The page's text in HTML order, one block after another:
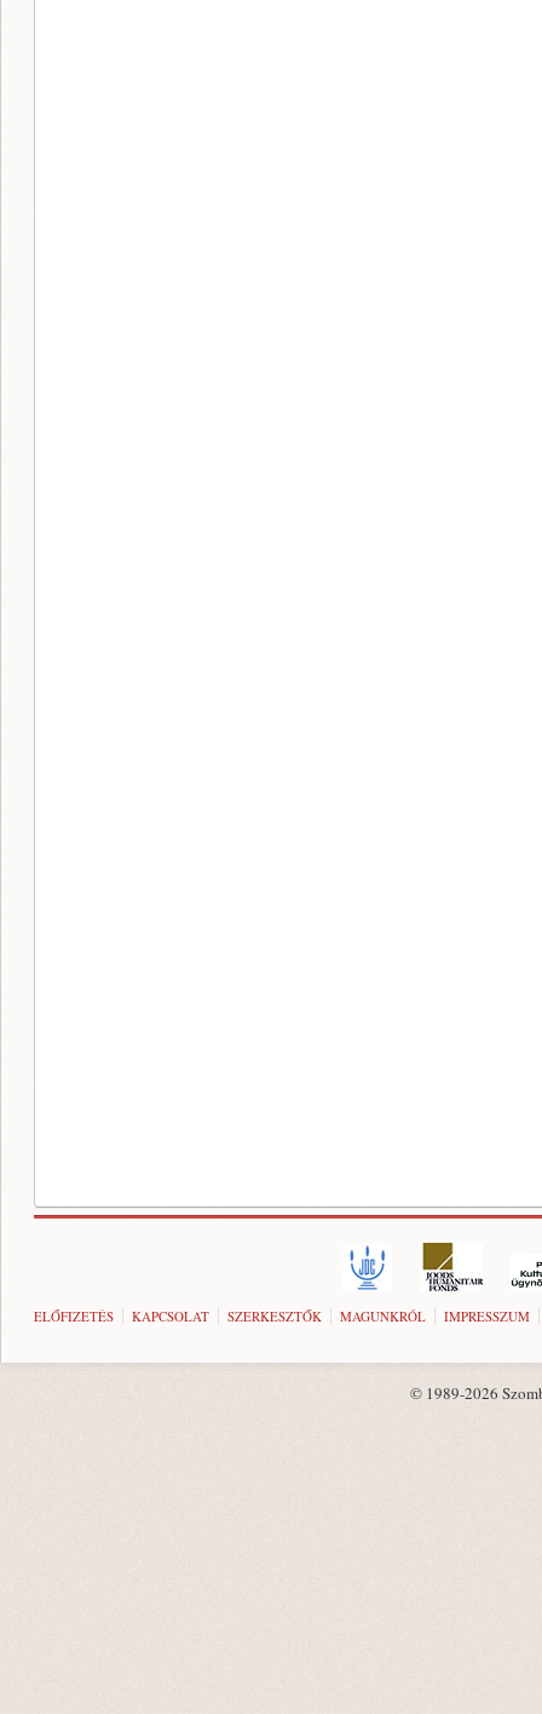
ELŐFIZETÉS KAPCSOLAT SZERKESZTŐK MAGUNKRÓL IMPRESSZUM
© 1989-2026